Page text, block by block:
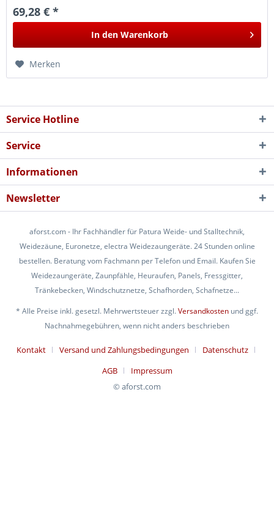
69,28 € *
In den Warenkorb
Merken
Service Hotline
Service
Informationen
Newsletter
aforst.com - Ihr Fachhändler für Patura Weide- und Stalltechnik,
Weidezäune, Euronetze, electra Weidezaungeräte. 24 Stunden online
bestellen. Beratung vom Fachmann per Telefon und Email. Kaufen Sie
Weidezaungeräte, Zaunpfähle, Heuraufen, Panels, Fressgitter,
Tränkebecken, Windschutznetze, Schafhorden, Schafnetze...
* Alle Preise inkl. gesetzl. Mehrwertsteuer zzgl.Versandkosten und ggf.
Nachnahmegebühren, wenn nicht anders beschrieben
Kontakt Versand und Zahlungsbedingungen
Datenschutz
AGB
Impressum
© aforst.com